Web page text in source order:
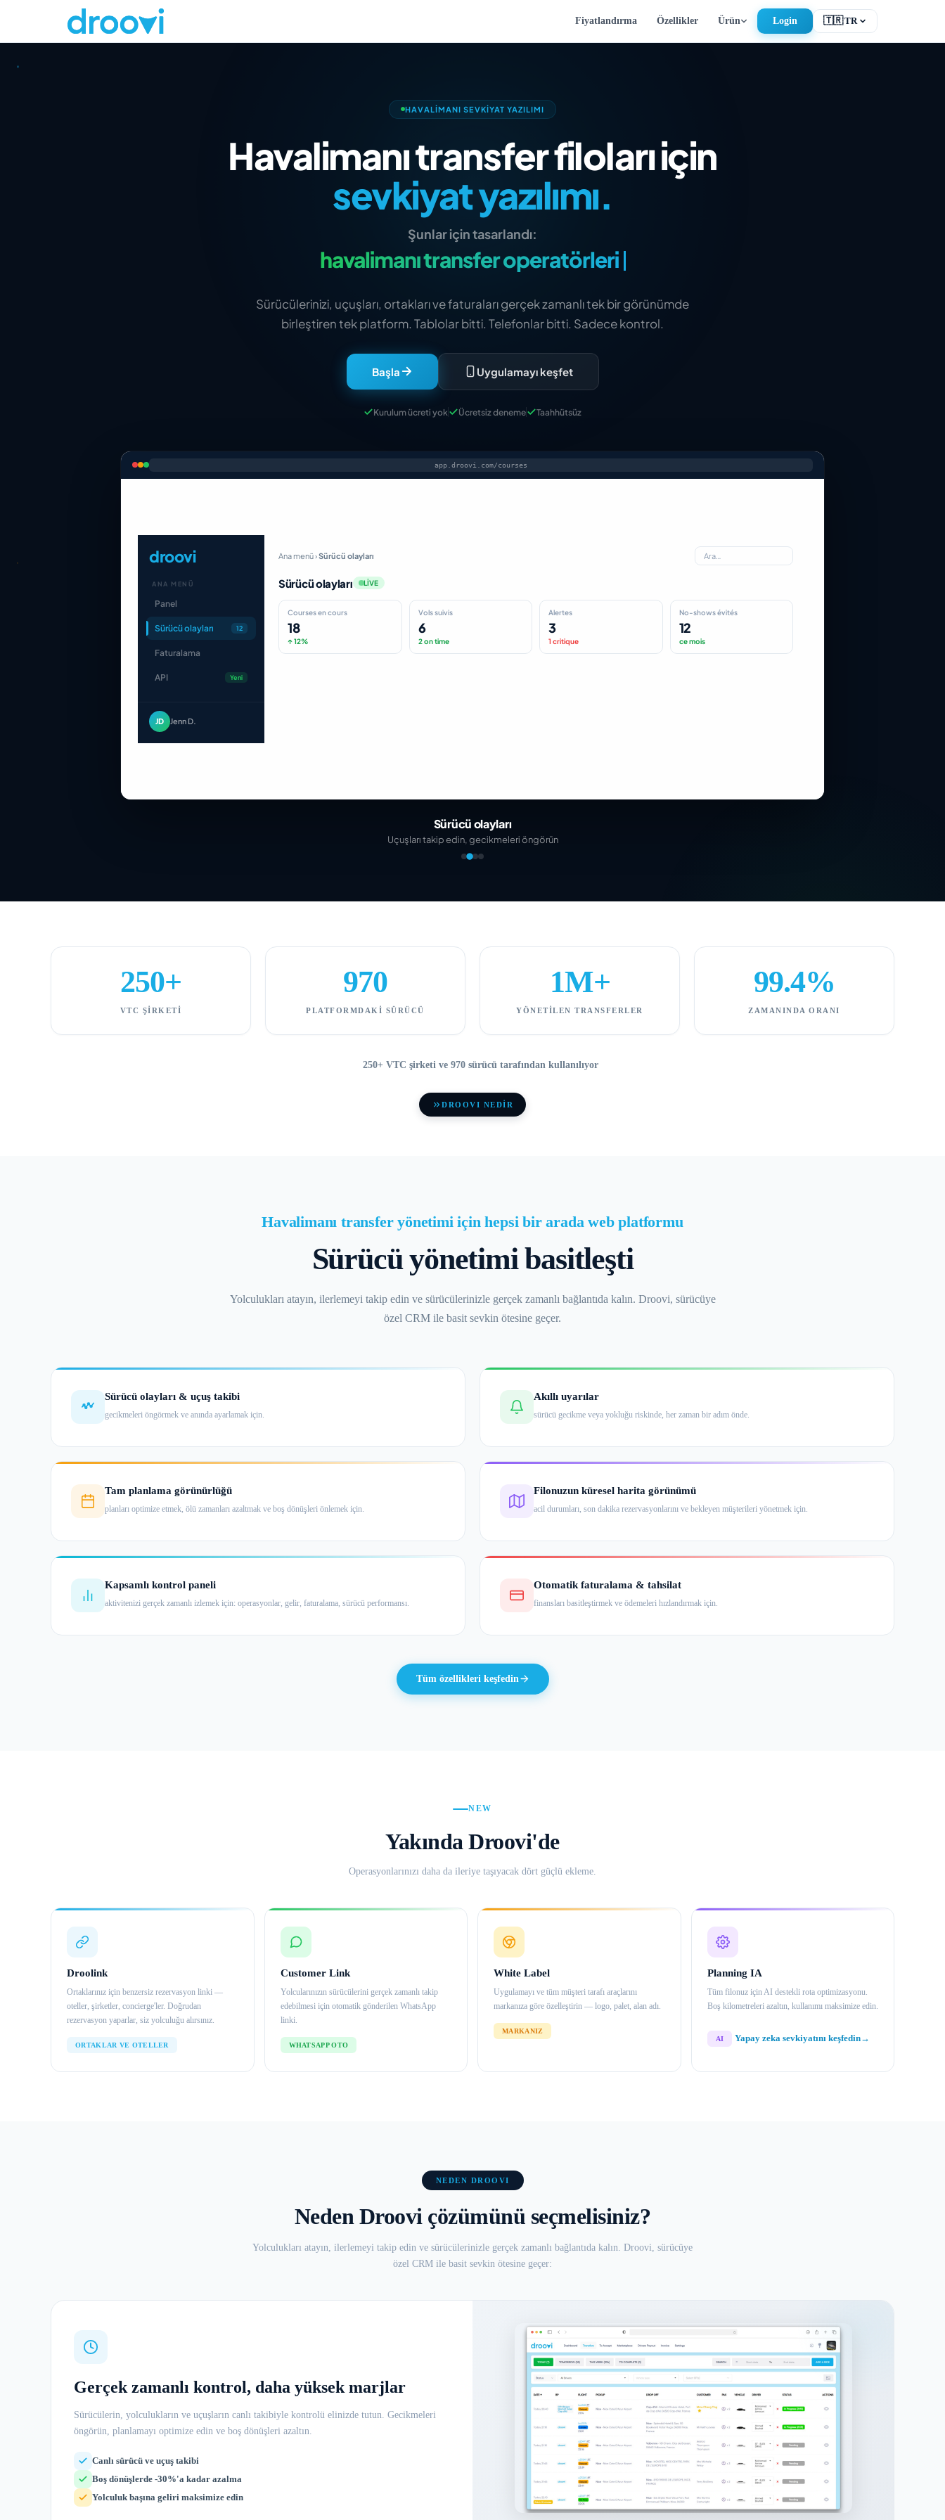
🇹🇷TR
Fiyatlandırma Özellikler Ürün Login
HAVALIMANI SEVKIYAT YAZILIMI
Havalimanı transfer filoları için
sevkiyat yazılımı.
Şunlar için tasarlandı:
seyahat acenteleri
Sürücülerinizi, uçuşları, ortakları ve faturaları gerçek zamanlı tek bir görünümde
birleştiren tek platform. Tablolar bitti. Telefonlar bitti. Sadece kontrol.
Başla Uygulamayı keşfet
Kurulum ücreti yok Ücretsiz deneme Taahhütsüz
app.droovi.com/courses
droovi
ANA MENÜ
Panel
Sürücü olayları 12
Faturalama
API Yeni
JD Jenn D.
Ana menü›Sürücü olayları Ara…
Sürücü olayları LIVE
Courses en cours
18
↑ 12%
Vols suivis
6
2 on time
Alertes
3
1 critique
No-shows évités
12
ce mois
Sürücü olayları
Uçuşları takip edin, gecikmeleri öngörün
250+
VTC ŞIRKETI
970
PLATFORMDAKI SÜRÜCÜ
1M+
YÖNETILEN TRANSFERLER
99.4%
ZAMANINDA ORANI
250+ VTC şirketi ve 970 sürücü tarafından kullanılıyor
DROOVI NEDİR
Havalimanı transfer yönetimi için hepsi bir arada web platformu
Sürücü yönetimi basitleşti
Yolculukları atayın, ilerlemeyi takip edin ve sürücülerinizle gerçek zamanlı bağlantıda kalın. Droovi, sürücüye
özel CRM ile basit sevkin ötesine geçer.
Sürücü olayları & uçuş takibi
gecikmeleri öngörmek ve anında ayarlamak için.
Akıllı uyarılar
sürücü gecikme veya yokluğu riskinde, her zaman bir adım önde.
Tam planlama görünürlüğü
planları optimize etmek, ölü zamanları azaltmak ve boş dönüşleri önlemek için.
Filonuzun küresel harita görünümü
acil durumları, son dakika rezervasyonlarını ve bekleyen müşterileri yönetmek için.
Kapsamlı kontrol paneli
aktivitenizi gerçek zamanlı izlemek için: operasyonlar, gelir, faturalama, sürücü performansı.
Otomatik faturalama & tahsilat
finansları basitleştirmek ve ödemeleri hızlandırmak için.
Tüm özellikleri keşfedin
NEW
Yakında Droovi'de
Operasyonlarınızı daha da ileriye taşıyacak dört güçlü ekleme.
Droolink
Ortaklarınız için benzersiz rezervasyon linki —
oteller, şirketler, concierge'ler. Doğrudan
rezervasyon yaparlar, siz yolculuğu alırsınız.
ORTAKLAR VE OTELLER
Customer Link
Yolcularınızın sürücülerini gerçek zamanlı takip
edebilmesi için otomatik gönderilen WhatsApp
linki.
WHATSAPP OTO
White Label
Uygulamayı ve tüm müşteri tarafı araçlarını
markanıza göre özelleştirin — logo, palet, alan adı.
MARKANIZ
Planning IA
Tüm filonuz için AI destekli rota optimizasyonu.
Boş kilometreleri azaltın, kullanımı maksimize edin.
AI Yapay zeka sevkiyatını keşfedin→
NEDEN DROOVI
Neden Droovi çözümünü seçmelisiniz?
Yolculukları atayın, ilerlemeyi takip edin ve sürücülerinizle gerçek zamanlı bağlantıda kalın. Droovi, sürücüye
özel CRM ile basit sevkin ötesine geçer:
Gerçek zamanlı kontrol, daha yüksek marjlar
Sürücülerin, yolculukların ve uçuşların canlı takibiyle kontrolü elinizde tutun. Gecikmeleri
öngörün, planlamayı optimize edin ve boş dönüşleri azaltın.
Canlı sürücü ve uçuş takibi
Boş dönüşlerde -30%'a kadar azalma
Yolculuk başına geliri maksimize edin